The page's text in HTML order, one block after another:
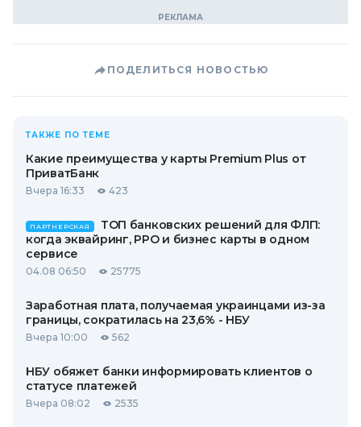
ПОДЕЛИТЬСЯ НОВОСТЬЮ
ТАКЖЕ ПО ТЕМЕ
Какие преимущества у карты Premium Plus от
ПриватБанк
Вчера 16:33 423
ПАРТНЕРСКАЯ
ТОП банковских решений для ФЛП:
когда эквайринг, РРО и бизнес карты в одном
сервисе
04.08 06:50 25775
Заработная плата, получаемая украинцами из-за
границы, сократилась на 23,6% - НБУ
Вчера 10:00 562
НБУ обяжет банки информировать клиентов о
статусе платежей
Вчера 08:02 2535